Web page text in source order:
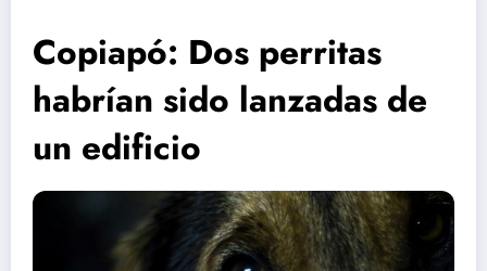
Copiapó: Dos perritas
habrían sido lanzadas de
un edificio